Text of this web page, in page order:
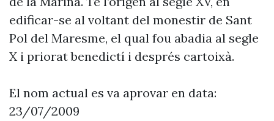
edificar-se al voltant del monestir de Sant
Pol del Maresme, el qual fou abadia al segle
X i priorat benedictí i després cartoixà.
El nom actual es va aprovar en data:
23/07/2009